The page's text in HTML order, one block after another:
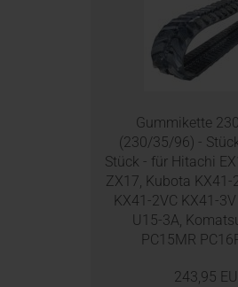
Gummikette
(230/35/96) -
Stück - für Hitachi
ZX17, Kubota KX41-
KX41-2VC KX41-
U15-3A,
PC15MR
243,95